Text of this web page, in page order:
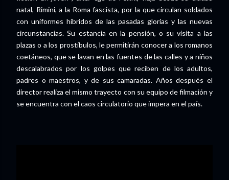
natal, Rimini, a la Roma fascista, por la que circulan soldados
con uniformes híbridos de las pasadas glorias y las nuevas
circunstancias. Su estancia en la pensión, o su visita a las
plazas o a los prostíbulos, le permitirán conocer a los romanos
coetáneos, que se lavan en las fuentes de las calles y a niños
descalabrados por los golpes que reciben de los adultos,
padres o maestros, y de sus camaradas. Años después el
director realiza el mismo trayecto con su equipo de filmación y
se encuentra con el caos circulatorio que impera en el país.